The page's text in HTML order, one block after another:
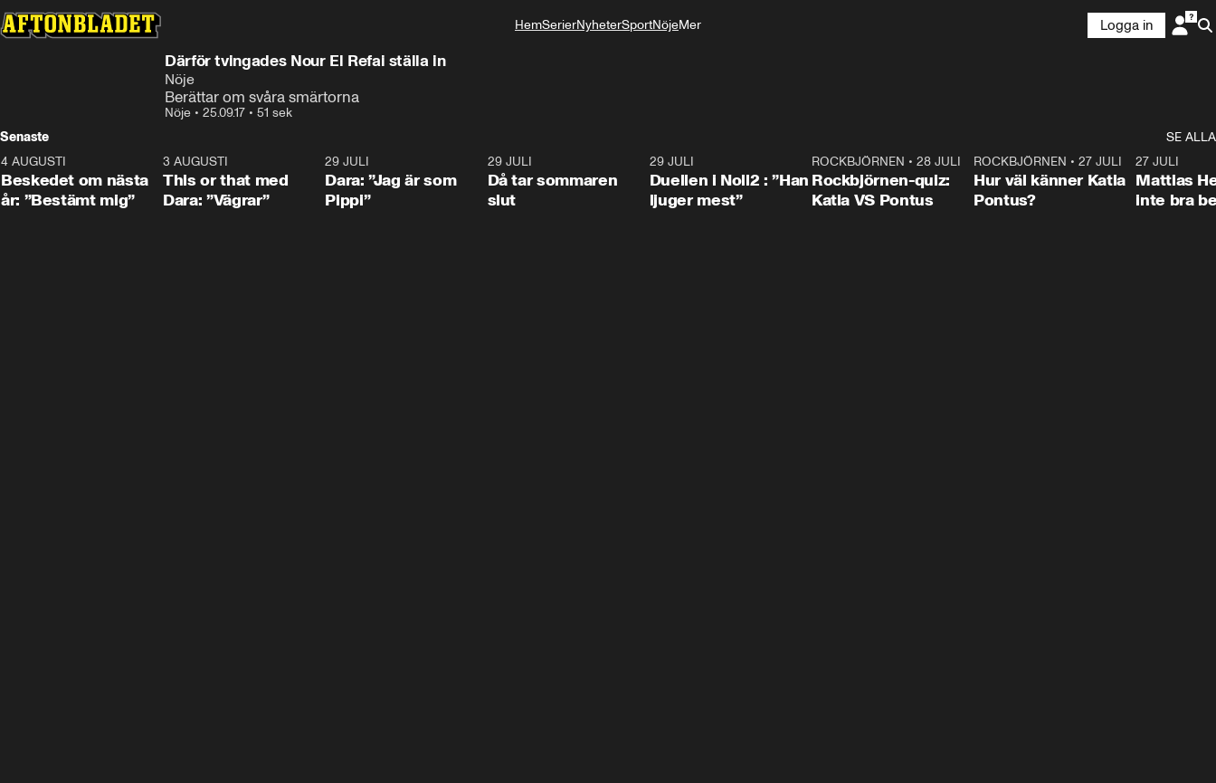
HemSerierNyheterSportNöjeMer
Logga in
Därför tvingades Nour El Refai ställa in
Nöje
Berättar om svåra smärtorna
Nöje • 25.09.17 • 51 sek
Senaste
SE ALLA
0:24
4 AUGUSTI
Beskedet om nästa
år: ”Bestämt mig”
1:02
3 AUGUSTI
This or that med
Dara: ”Vägrar”
29 JULI
Dara: ”Jag är som
Pippi”
29 JULI
Då tar sommaren
slut
29 JULI
Duellen i Noll2 : ”Han
ljuger mest”
0:15
ROCKBJÖRNEN • 28 JULI
Rockbjörnen-quiz:
Katia VS Pontus
0:46
ROCKBJÖRNEN •27 JULI
Hur väl känner Katia
Pontus?
27 JULI
Mattias
inte bra